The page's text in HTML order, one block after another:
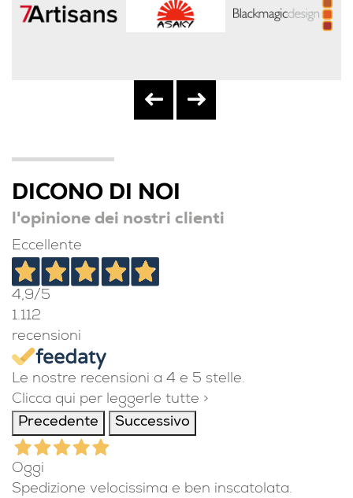
DICONO DI NOI
l'opinione dei nostri clienti
Eccellente
4,9/5
1.112
recensioni
Le nostre recensioni a 4 e 5 stelle.
Clicca qui per leggerle tutte >
Precedente
Successivo
Oggi
Spedizione velocissima e ben inscatolata.